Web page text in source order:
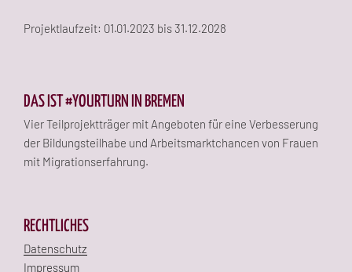
Projektlaufzeit: 01.01.2023 bis 31.12.2028
DAS IST #YOURTURN IN BREMEN
Vier Teilprojektträger mit Angeboten für eine Verbesserung
der Bildungsteilhabe und Arbeitsmarktchancen von Frauen
mit Migrationserfahrung.
RECHTLICHES
Datenschutz
Impressum